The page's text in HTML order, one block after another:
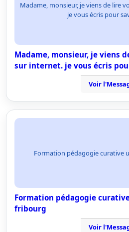
Madame, monsieur, je viens de lire
je vous écris pour
Madame, monsieur, je viens
sur internet. je vous écris
Voir
Formation pédagogie curative
Formation pédagogie
fribourg
Voir